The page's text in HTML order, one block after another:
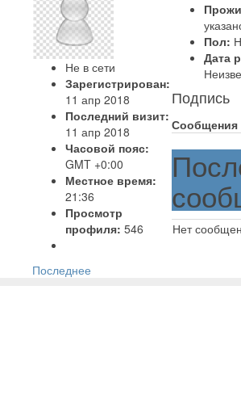
Не в сети
Зарегистрирован:
11 апр 2018
Последний визит:
11 апр 2018
Часовой пояс:
GMT +0:00
Местное время:
21:36
Просмотр
профиля: 546
Пол:
Дата
Подпись
Сообщения
Нет
Последнее